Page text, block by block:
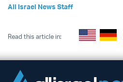
All Israel News Staff
Read this article in: